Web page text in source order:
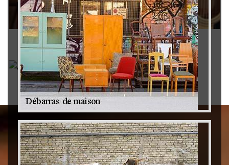
Rachat instrument de musique 79
Achat antiquité 79